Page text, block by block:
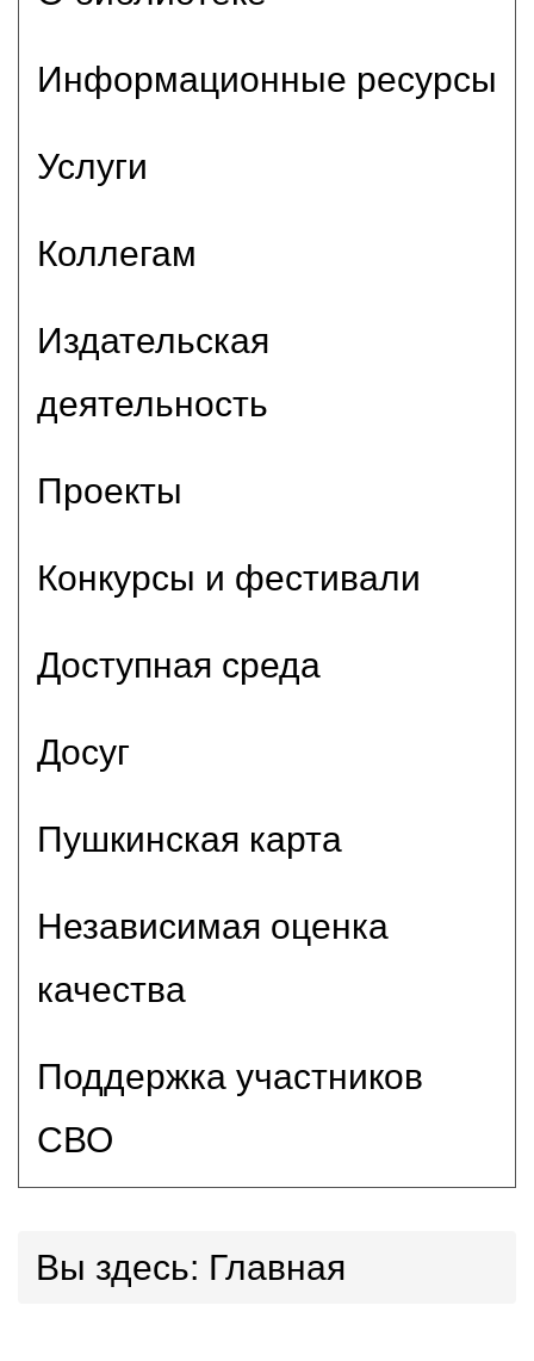
Информационные ресурсы
Услуги
Коллегам
Издательская
деятельность
Проекты
Конкурсы и фестивали
Доступная среда
Досуг
Пушкинская карта
Независимая оценка
качества
Поддержка участников
СВО
Вы здесь: Главная